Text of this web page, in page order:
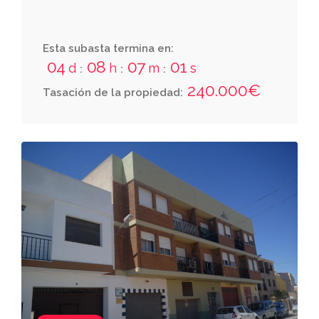
Esta subasta termina en:
04 d : 08 h : 07 m : 00s
Tasación de la propiedad: 240.000€